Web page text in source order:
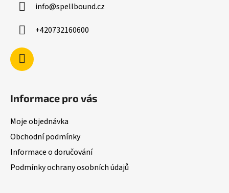
info@spellbound.cz
+420732160600
Informace pro vás
Moje objednávka
Obchodní podmínky
Informace o doručování
Podmínky ochrany osobních údajů